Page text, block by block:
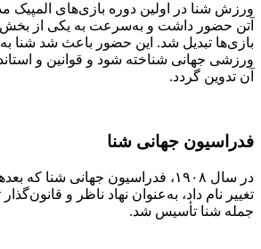
آتن حضور داشت و به‌سرعت به یکی از
بازی‌ها تبدیل شد. این حضور باعث شد شنا
ورزشی جهانی شناخته شود و قوانین و
آن تدوین گردد.
فدراسیون جهانی شنا
تغییر نام داد، به‌عنوان نهاد ناظر و
جمله شنا تأسیس شد.